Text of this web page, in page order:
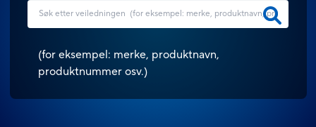
(for eksempel: merke, produktnavn,
produktnummer osv.)